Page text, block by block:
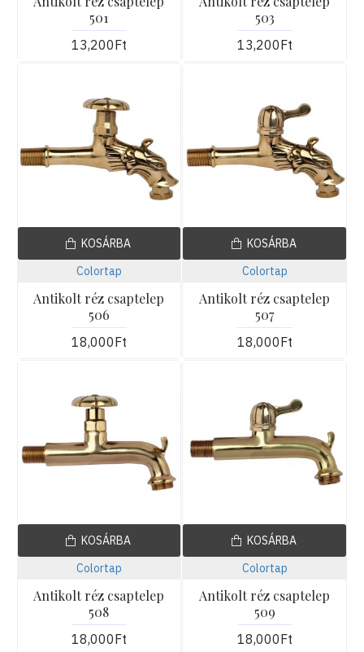
501
13,200Ft
503
13,200Ft
Colortap
Antikolt réz csaptelep
506
18,000Ft
KOSÁRBA
Colortap
Antikolt réz csaptelep
507
18,000Ft
KOSÁRBA
Colortap
Antikolt réz csaptelep
508
18,000Ft
KOSÁRBA
Colortap
Antikolt réz csaptelep
509
18,000Ft
KOSÁRBA